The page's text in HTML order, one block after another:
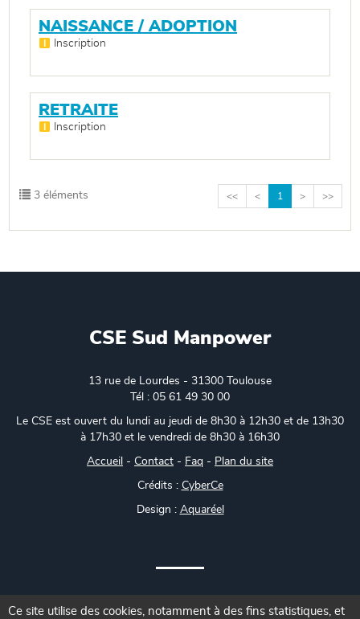
NAISSANCE / ADOPTION
Inscription
RETRAITE
Inscription
3 éléments << < 1 > >>
CSE Sud Manpower
13 rue de Lourdes - 31300 Toulouse
Tél : 05 61 49 30 00
Le CSE est ouvert du lundi au jeudi de 8h30 à 12h30 et de 13h30
à 17h30 et le vendredi de 8h30 à 16h30
Accueil - Contact - Faq - Plan du site
Crédits : CyberCe
Design : Aquaréel
3 visiteurs actuellement - Page générée en 0.233s -Gestion des
Ce site utilise des cookies, notamment à des fins statistiques, et